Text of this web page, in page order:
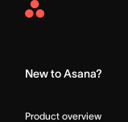
Asana
New to Asana?
Product overview